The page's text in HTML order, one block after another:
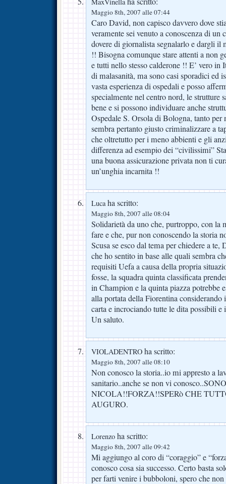
Maggio 8th, 2007 alle 07:44
Caro David, non capisco davvero dove
veramente sei venuto a conoscenza di un
dovere di giornalista segnalarlo e dargli il
!! Bisogna comunque stare attenti a non
e tutti nello stesso calderone !! E’ vero
di malasanità, ma sono casi sporadici ed
vasta esperienza di ospedali e posso
specialmente nel centro nord, le strutture
bene e si possono individuare anche
Ospedale S. Orsola di Bologna, tanto
sembra pertanto giusto criminalizzare a
che oltretutto per i meno abbienti e gli
differenza ad esempio dei “civilissimi”
una buona assicurazione privata non ti
un’unghia incarnita !!
Lucaha scritto:
Maggio 8th, 2007 alle 08:04
Solidarietà da uno che, purtroppo, con la
fare e che, pur non conoscendo la storia
Scusa se esco dal tema per chiedere a te,
che ho sentito in base alle quali sembra
requisiti Uefa a causa della propria
fosse, la squadra quinta classificata
in Champion e la quinta piazza potrebbe
alla portata della Fiorentina
carta e incrociando tutte le dita possibili
Un saluto.
VIOLADENTRO ha scritto:
Maggio 8th, 2007 alle 08:10
Non conosco la storia..io mi appresto a
sanitario..anche se non vi
NICOLA!!FORZA!!SPERò CHE
AUGURO.
Lorenzo ha scritto:
Maggio 8th, 2007 alle 09:42
Mi aggiungo al coro di “coraggio” e
conosco cosa sia successo. Certo basta
per farti venire i bubboloni, spero che